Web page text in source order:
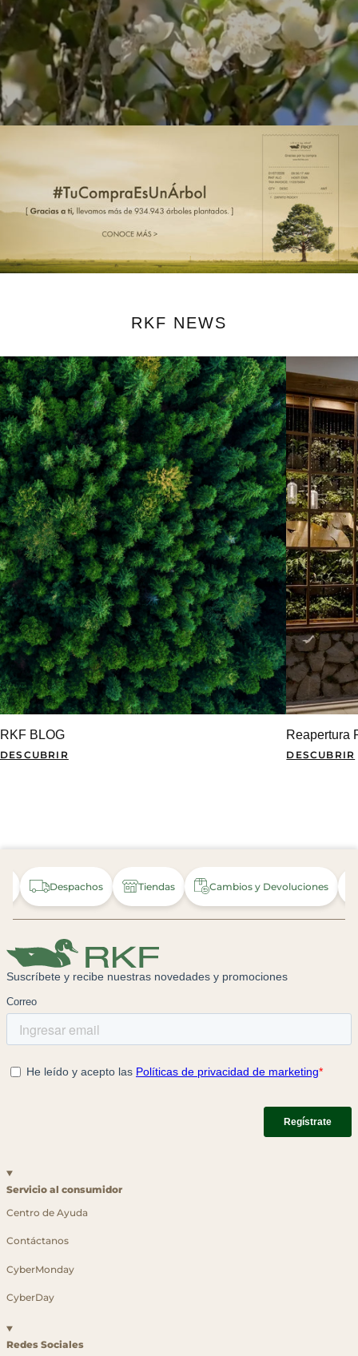
ÚNETE Y OBTÉN UN 15% OFF
EN TU PRIMERA COMPRA
Suscribirme
RKF NEWS
RKF BLOG
DESCUBRIR
Reapertura
DESCUBRIR
Despachos Tiendas Cambios y Devoluciones
Servicio al consumidor
Centro de Ayuda
Contáctanos
CyberMonday
CyberDay
Redes Sociales